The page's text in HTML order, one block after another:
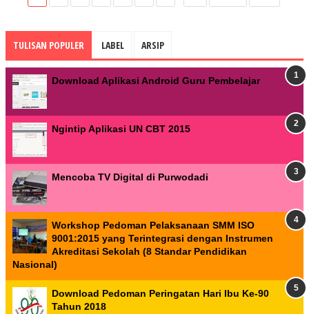
TULISAN POPULER LABEL ARSIP
Download Aplikasi Android Guru Pembelajar
Ngintip Aplikasi UN CBT 2015
Mencoba TV Digital di Purwodadi
Workshop Pedoman Pelaksanaan SMM ISO
9001:2015 yang Terintegrasi dengan Instrumen
Akreditasi Sekolah (8 Standar Pendidikan
Nasional)
Download Pedoman Peringatan Hari Ibu Ke-90
Tahun 2018